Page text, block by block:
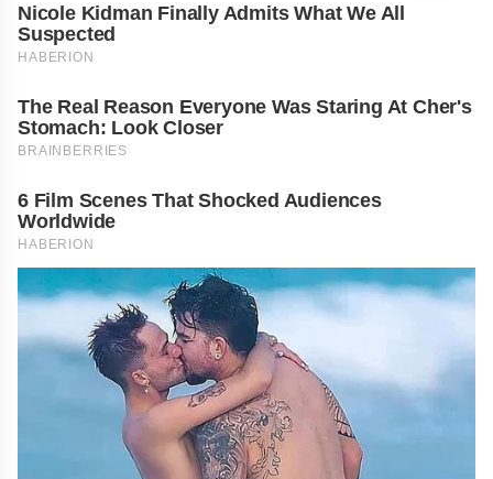
Nicole Kidman Finally Admits What We All
Suspected
HABERION
The Real Reason Everyone Was Staring At Cher's
Stomach: Look Closer
BRAINBERRIES
6 Film Scenes That Shocked Audiences
Worldwide
HABERION